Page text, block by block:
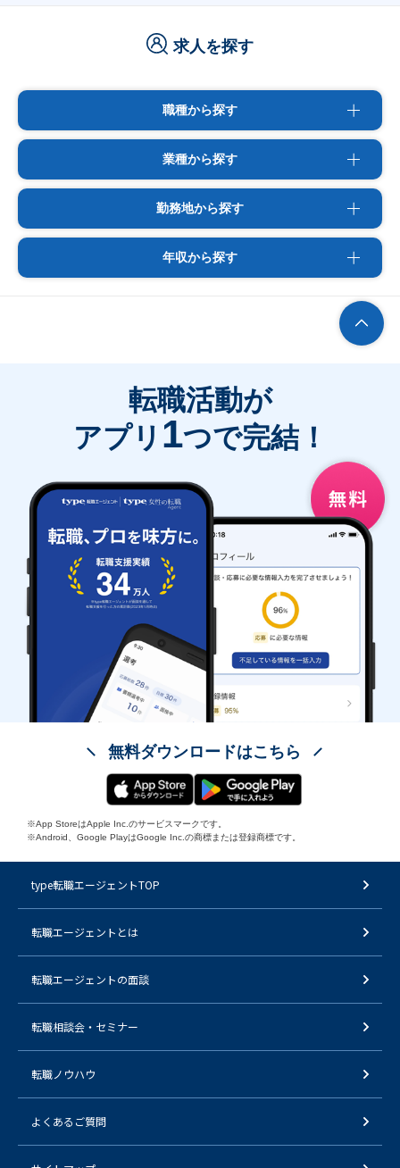
求人を探す
職種から探す
業種から探す
勤務地から探す
年収から探す
転職活動が
アプリ 1つで完結！
無料ダウンロードはこちら
※App StoreはApple Inc.のサービスマークです。
※Android、Google PlayはGoogle Inc.の商標または登録商標です。
type転職エージェントTOP
転職エージェントとは
転職エージェントの面談
転職相談会・セミナー
転職ノウハウ
よくあるご質問